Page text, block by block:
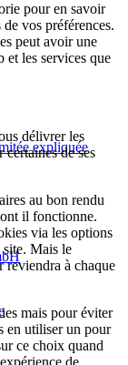
expliquée
pour en savoir
vos préférences.
peut avoir une
et les services que
délivrer les
de ses
au bon rendu
il fonctionne.
via les options
site. Mais le
reviendra à chaque
mais pour éviter
en utiliser un pour
ce choix quand